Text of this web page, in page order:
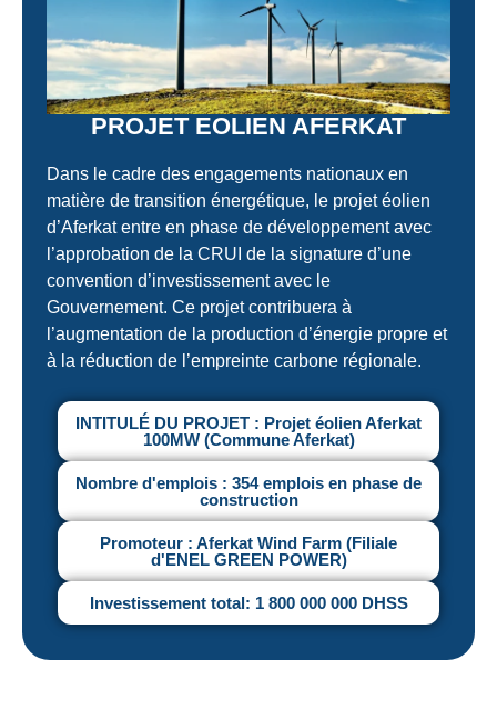
PROJET EOLIEN AFERKAT
Dans le cadre des engagements nationaux en
matière de transition énergétique, le projet éolien
d’Aferkat entre en phase de développement avec
l’approbation de la CRUI de la signature d’une
convention d’investissement avec le
Gouvernement. Ce projet contribuera à
l’augmentation de la production d’énergie propre et
à la réduction de l’empreinte carbone régionale.
INTITULÉ DU PROJET : Projet éolien Aferkat
100MW (Commune Aferkat)
Nombre d'emplois : 354 emplois en phase de
construction
Promoteur : Aferkat Wind Farm (Filiale
d'ENEL GREEN POWER)
Investissement total: 1 800 000 000 DHSS